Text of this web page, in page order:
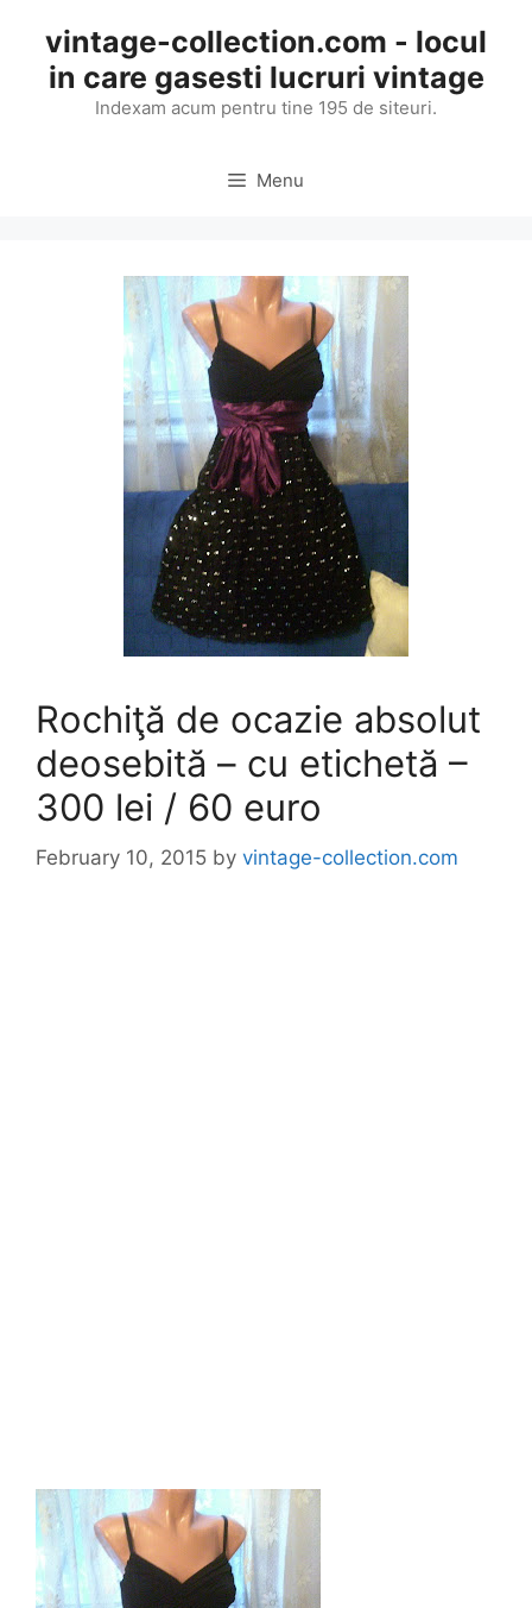
content
vintage-collection.com - locul
in care gasesti lucruri vintage
Indexam acum pentru tine 195 de siteuri.
Menu
Rochiţă de ocazie absolut
deosebită – cu etichetă –
300 lei / 60 euro
February 10, 2015 by vintage-collection.com